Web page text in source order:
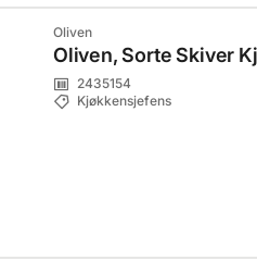
Oliven
Oliven, Sorte Skiver
2435154
Kjøkkensjefens